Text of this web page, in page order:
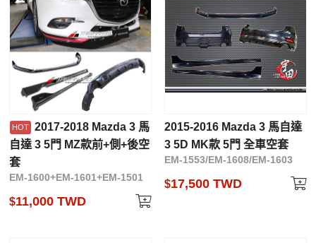
2017-2018 Mazda 3 馬
自達 3 5門 MZ款前+側+後空
套
EM-1600+EM-1601+EM-1501
$11,000 TWD
2015-2016 Mazda 3 馬自達
3 5D MK款 5門 全車空套
EM-1553/EM-1608/EM-1603
$17,500 TWD